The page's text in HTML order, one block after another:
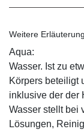
Weitere
Aqua:
Wasser. Ist zu
Körpers beteiligt
inklusive der der
Wasser stellt bei
Lösungen,